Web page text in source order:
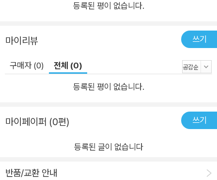
운 아르헨티나의 마르틴 선생님, 학생들을 마을 재생 프로젝트에
마법 학교로 바꾼 캐나다의 아르망 선생님… 특별한 선생님은 어
마도 대부분 사람들은 가장 먼저 선생님을 떠올릴 것이다. 그렇지
선생님은 한편으로는 학생들에 의해 만들어진다는 것이다. 인생
저자는 바로 여기에서 이 책을 쓸 영감을 얻었다고 고백한다. 그
를 불러일으킨 학생들의 이야기를 들려달라고 청했다. 이 책 속의
인 영감을 불어넣는다. 선생님들은 저마다 일터에서 어려운 과제
등록된 평이 없습니다.
마이리뷰 쓰기
구매자 (0) 전체 (0)
등록된 평이 없습니다.
마이페이퍼 (0편) 쓰기
등록된 글이 없습니다
반품/교환 안내